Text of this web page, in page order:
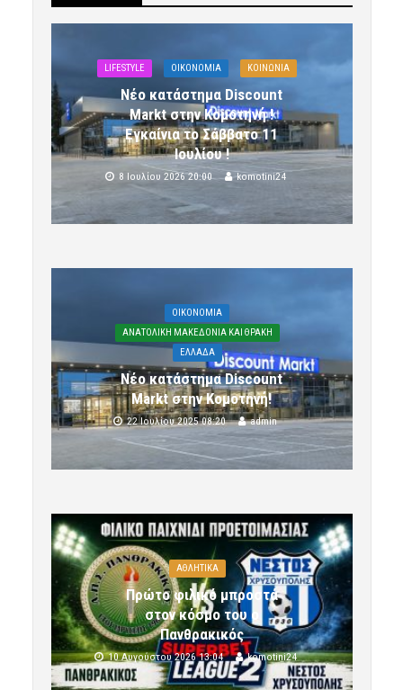
LIFESTYLE OIKONOMIA ΚΟΙΝΩΝΙΑ
Νέο κατάστημα Discount
Markt στην Κομοτηνή !
Εγκαίνια το Σάββατο 11
Ιουλίου !
8 Ιουλίου 2026 20:00 komotini24
OIKONOMIA
ΑΝΑΤΟΛΙΚΗ ΜΑΚΕΔΟΝΙΑ ΚΑΙ ΘΡΑΚΗ
ΕΛΛΑΔΑ
Νέο κατάστημα Discount
Markt στην Κομοτηνή!
22 Ιουλίου 2025 08:20 admin
ΑΘΛΗΤΙΚΑ
Πρώτο φιλικό μπροστά
στον κόσμο του ο
Πανθρακικός
10 Αυγούστου 2026 13:04 komotini24